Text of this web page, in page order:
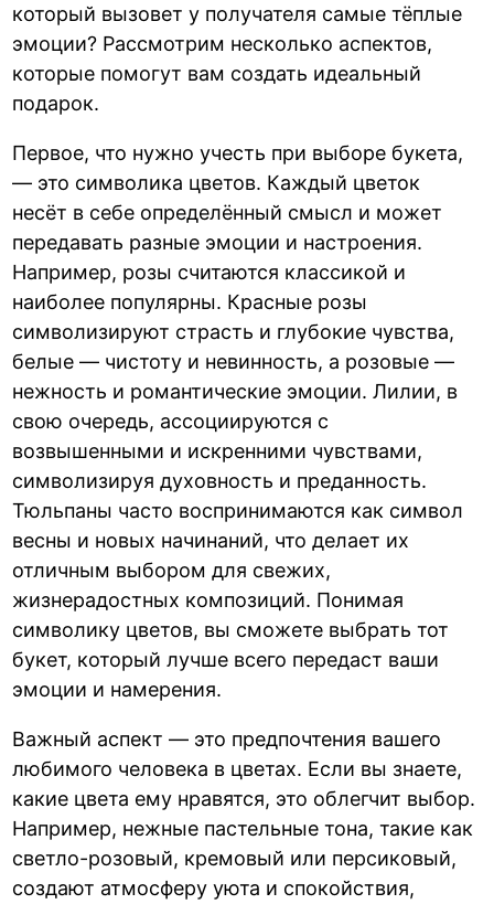
который вызовет у получателя самые тёплые
эмоции? Рассмотрим несколько аспектов,
которые помогут вам создать идеальный
подарок.
Первое, что нужно учесть при выборе букета,
— это символика цветов. Каждый цветок
несёт в себе определённый смысл и может
передавать разные эмоции и настроения.
Например, розы считаются классикой и
наиболее популярны. Красные розы
символизируют страсть и глубокие чувства,
белые — чистоту и невинность, а розовые —
нежность и романтические эмоции. Лилии, в
свою очередь, ассоциируются с
возвышенными и искренними чувствами,
символизируя духовность и преданность.
Тюльпаны часто воспринимаются как символ
весны и новых начинаний, что делает их
отличным выбором для свежих,
жизнерадостных композиций. Понимая
символику цветов, вы сможете выбрать тот
букет, который лучше всего передаст ваши
эмоции и намерения.
Важный аспект — это предпочтения вашего
любимого человека в цветах. Если вы знаете,
какие цвета ему нравятся, это облегчит выбор.
Например, нежные пастельные тона, такие как
светло-розовый, кремовый или персиковый,
создают атмосферу уюта и спокойствия,